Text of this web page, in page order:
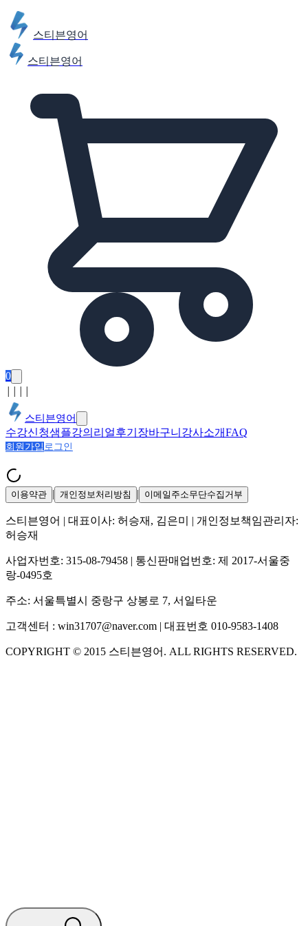
스티븐영어
스티븐영어
0
스티븐영어
수강신청샘플강의 리얼후기 장바구니 강사소개FAQ
회원가입 로그인
이용약관 | 개인정보처리방침 | 이메일주소무단수집거부
스티븐영어 | 대표이사: 허승재, 김은미
| 개인정보책임관리자:
허승재
사업자번호: 315-08-79458 | 통신판매업번호: 제 2017-서울중
랑-0495호
주소: 서울특별시 중랑구 상봉로 7, 서일타운
고객센터 : win31707@naver.com | 대표번호 010-9583-1408
COPYRIGHT © 2015 스티븐영어 . ALL RIGHTS RESERVED.